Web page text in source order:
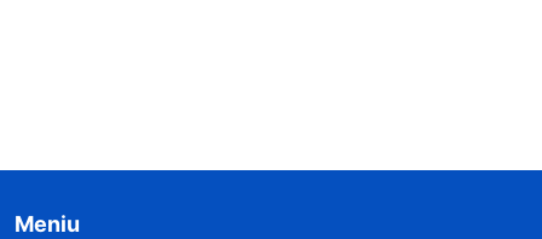
Meniu